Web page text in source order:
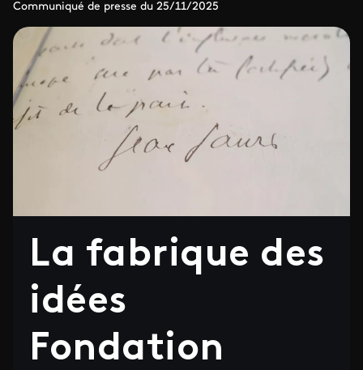
Communiqué de presse du 25/11/2025
La fabrique des
idées
Fondation